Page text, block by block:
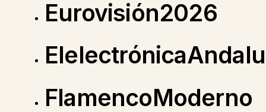
Eurovisión2026
FlamencoModerno